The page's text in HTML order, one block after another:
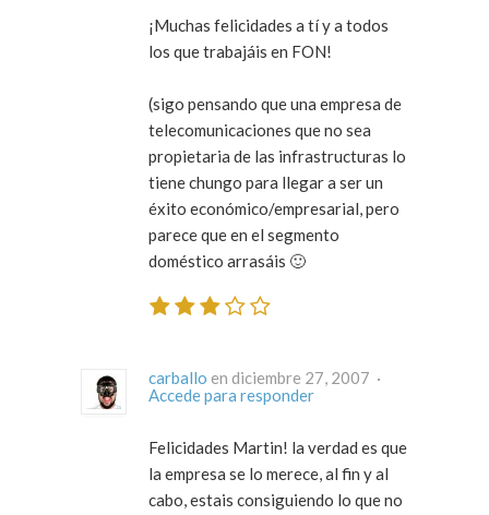
¡Muchas felicidades a tí y a todos
los que trabajáis en FON!
(sigo pensando que una empresa de
telecomunicaciones que no sea
propietaria de las infrastructuras lo
tiene chungo para llegar a ser un
éxito económico/empresarial, pero
parece que en el segmento
doméstico arrasáis 🙂
carballo
en diciembre 27, 2007 ·
Accede para responder
Felicidades Martin! la verdad es que
la empresa se lo merece, al fin y al
cabo, estais consiguiendo lo que no